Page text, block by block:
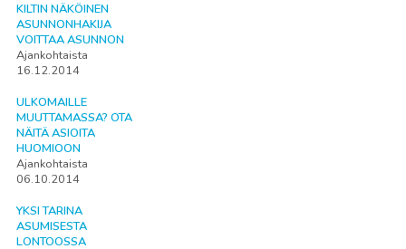
KILTIN NÄKÖINEN
ASUNNONHAKIJA
VOITTAA ASUNNON
Ajankohtaista
16.12.2014
ULKOMAILLE
MUUTTAMASSA? OTA
NÄITÄ ASIOITA
HUOMIOON
Ajankohtaista
06.10.2014
YKSI TARINA
ASUMISESTA
LONTOOSSA